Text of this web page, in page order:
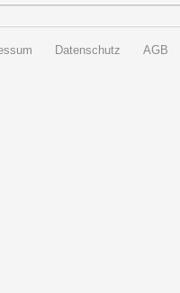
Datenschutz AGB